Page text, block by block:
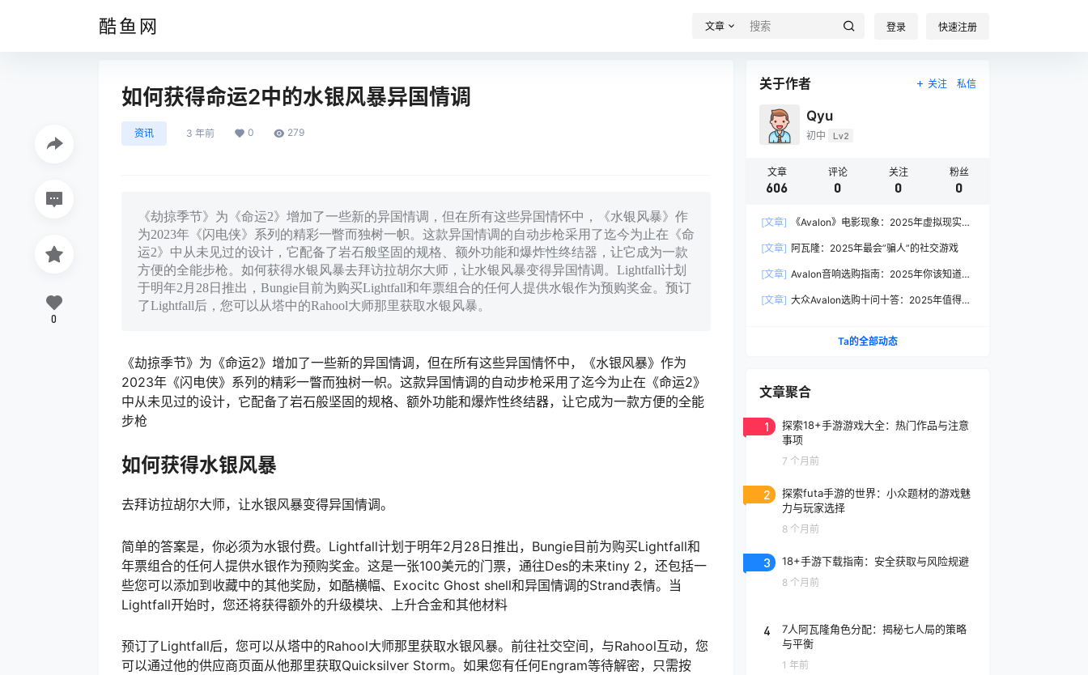
酷鱼网 文章 登录 快速注册
如何获得命运2中的水银风暴异国情调
资讯 3 年前 0 279
《劫掠季节》为《命运2》增加了一些新的异国情调，但在所有这些异国情怀中，《水银风暴》作
为2023年《闪电侠》系列的精彩一瞥而独树一帜。这款异国情调的自动步枪采用了迄今为止在《命
运2》中从未见过的设计，它配备了岩石般坚固的规格、额外功能和爆炸性终结器，让它成为一款
方便的全能步枪。如何获得水银风暴去拜访拉胡尔大师，让水银风暴变得异国情调。Lightfall计划
于明年2月28日推出，Bungie目前为购买Lightfall和年票组合的任何人提供水银作为预购奖金。预订
了Lightfall后，您可以从塔中的Rahool大师那里获取水银风暴。
《劫掠季节》为《命运2》增加了一些新的异国情调，但在所有这些异国情怀中，《水银风暴》作为
2023年《闪电侠》系列的精彩一瞥而独树一帜。这款异国情调的自动步枪采用了迄今为止在《命运2》
中从未见过的设计，它配备了岩石般坚固的规格、额外功能和爆炸性终结器，让它成为一款方便的全能
步枪
如何获得水银风暴
去拜访拉胡尔大师，让水银风暴变得异国情调。
简单的答案是，你必须为水银付费。Lightfall计划于明年2月28日推出，Bungie目前为购买Lightfall和
年票组合的任何人提供水银作为预购奖金。这是一张100美元的门票，通往Des的未来tiny 2，还包括一
些您可以添加到收藏中的其他奖励，如酷横幅、Exocitc Ghost shell和异国情调的Strand表情。当
Lightfall开始时，您还将获得额外的升级模块、上升合金和其他材料
预订了Lightfall后，您可以从塔中的Rahool大师那里获取水银风暴。前往社交空间，与Rahool互动，您
可以通过他的供应商页面从他那里获取Quicksilver Storm。如果您有任何Engram等待解密，只需按
0
关于作者 关注 私信
Qyu
初中 Lv2
文章
606
评论
0
关注
0
粉丝
0
[文章]
《Avalon》电影现象：2025年虚拟现实叙
[文章] 阿瓦隆：2025年最会”骗人”的社交游戏
[文章] Avalon音响选购指南：2025年你该知道的
[文章] 大众Avalon选购十问十答：2025年值得入
Ta的全部动态
文章聚合
1
探索18+手游游戏大全：热门作品与注意
事项
7 个月前
2
探索futa手游的世界：小众题材的游戏魅
力与玩家选择
8 个月前
3 18+手游下载指南：安全获取与风险规避
8 个月前
4
7人阿瓦隆角色分配：揭秘七人局的策略
与平衡
1 年前